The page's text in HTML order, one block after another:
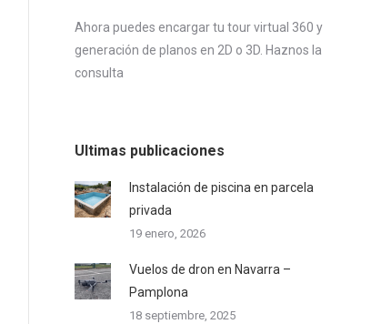
Ahora puedes encargar tu tour virtual 360 y
generación de planos en 2D o 3D. Haznos la
consulta
Ultimas publicaciones
Instalación de piscina en parcela
privada
19 enero, 2026
Vuelos de dron en Navarra –
Pamplona
18 septiembre, 2025